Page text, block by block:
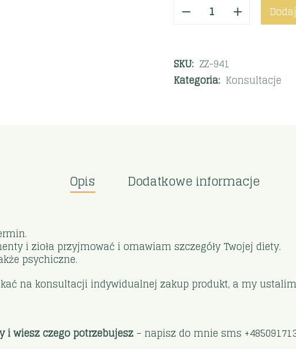
SKU: ZZ-941
Kategoria: Konsultacje
Opis Dodatkowe informacje
i zioła przyjmować i omawiam szczegóły Twojej diety.
psychiczne.
na konsultacji indywidualnej zakup produkt, a my
wiesz czego potrzebujesz – napisz do mnie sms